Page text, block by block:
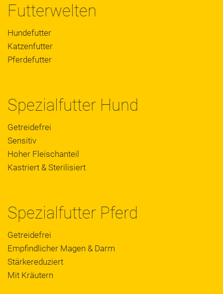
Futterwelten
Hundefutter
Katzenfutter
Pferdefutter
Spezialfutter Hund
Getreidefrei
Sensitiv
Hoher Fleischanteil
Kastriert & Sterilisiert
Spezialfutter Pferd
Getreidefrei
Empfindlicher Magen & Darm
Stärkereduziert
Mit Kräutern